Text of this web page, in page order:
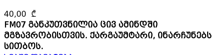
40,00 ₾
FM07 განკუთვნილია ცივ ამინდში
მგზავრობისთვის. ქარგაუმტარი, ინარჩუნებს
სითბოს.